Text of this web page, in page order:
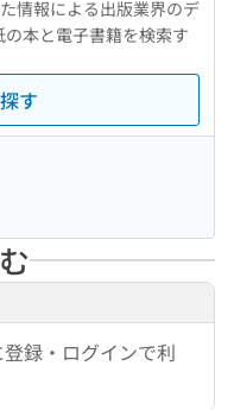
情報による出版業界のデ
本と電子書籍を検索す
す
録・ログインで利